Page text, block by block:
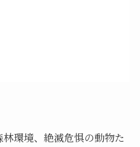
環境、絶滅危惧の動物た